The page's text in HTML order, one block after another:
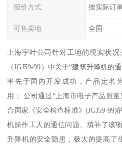
报价方式 按实际订
可售卖地 全国
上海宇叶公司针对工地的现实状况
（JGJ59-99）中关于“建筑升降机的
率先于国内开发成功，产品定名
用； 公司通过“上海市电子产品质
合国家《安全检查标准》(JGJ59-
机操作工人的通信问题、填补了该
升降机的安全隐患，极大的提高了